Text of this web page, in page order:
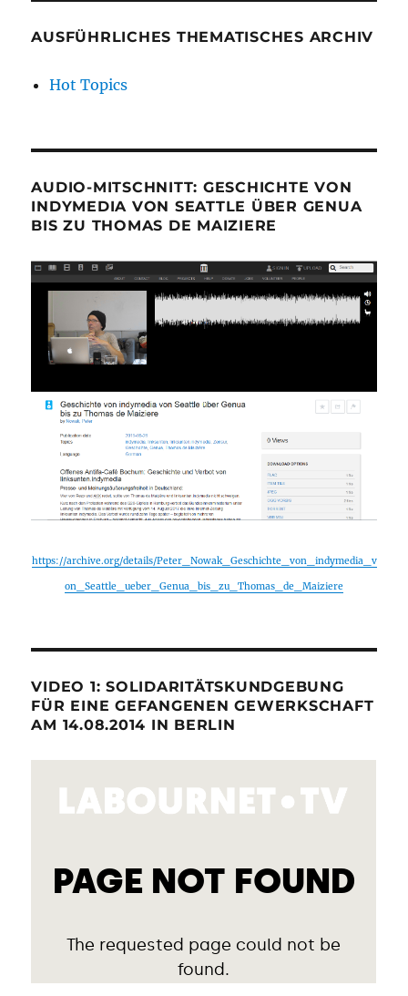
AUSFÜHRLICHES THEMATISCHES ARCHIV
Hot Topics
AUDIO-MITSCHNITT: GESCHICHTE VON
INDYMEDIA VON SEATTLE ÜBER GENUA
BIS ZU THOMAS DE MAIZIERE
https://archive.org/details/Peter_Nowak_Geschichte_von_indymedia_v
on_Seattle_ueber_Genua_bis_zu_Thomas_de_Maiziere
VIDEO 1: SOLIDARITÄTSKUNDGEBUNG
FÜR EINE GEFANGENEN GEWERKSCHAFT
AM 14.08.2014 IN BERLIN